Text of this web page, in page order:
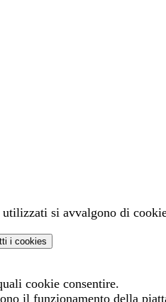
si avvalgono di
i cookies
cookie consentire.
il funzionamento della